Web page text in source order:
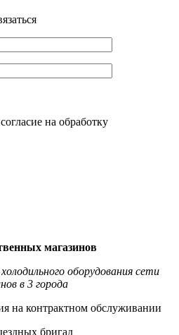
на обработку
магазинов
оборудования сети
в 3 города
на контрактном обслуживании
бригад